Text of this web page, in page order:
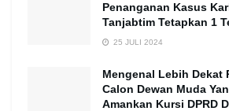
Penanganan Kasus
Tanjabtim Tetapkan 1
25 JULI 2024
Mengenal Lebih Dekat
Calon Dewan Muda
Amankan Kursi DPRD